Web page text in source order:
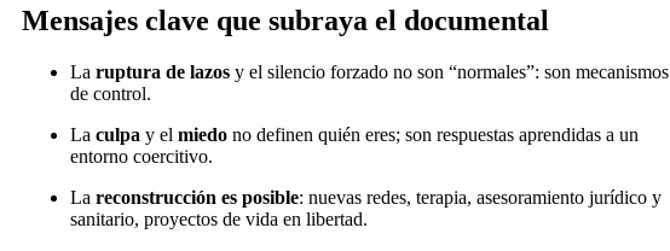
Mensajes clave que subraya el documental
La ruptura de lazos y el silencio forzado no son “normales”: son mecanismos
de control.
La culpa y el miedo no definen quién eres; son respuestas aprendidas a un
entorno coercitivo.
La reconstrucción es posible: nuevas redes, terapia, asesoramiento jurídico y
sanitario, proyectos de vida en libertad.